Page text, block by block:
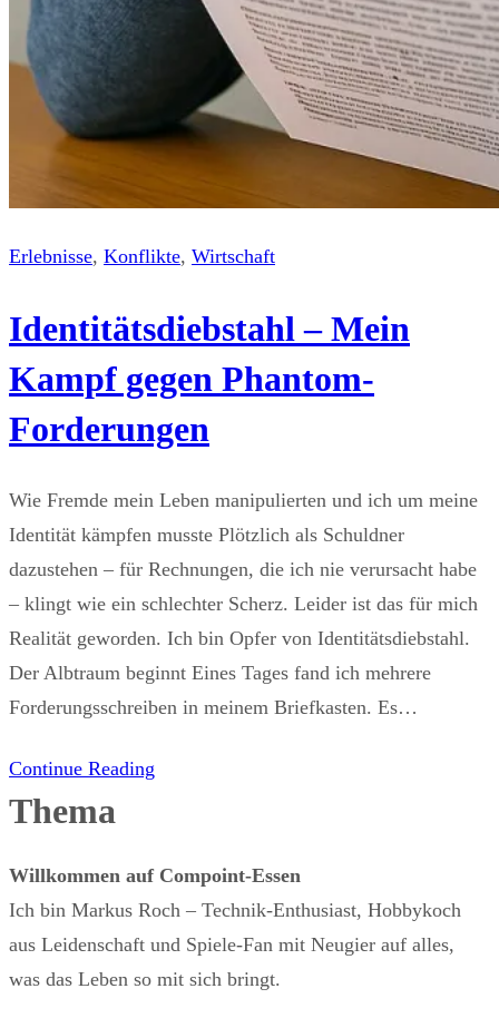
Erlebnisse, Konflikte, Wirtschaft
Identitätsdiebstahl – Mein
Kampf gegen Phantom-
Forderungen
Wie Fremde mein Leben manipulierten und ich um meine
Identität kämpfen musste Plötzlich als Schuldner
dazustehen – für Rechnungen, die ich nie verursacht habe
– klingt wie ein schlechter Scherz. Leider ist das für mich
Realität geworden. Ich bin Opfer von Identitätsdiebstahl.
Der Albtraum beginnt Eines Tages fand ich mehrere
Forderungsschreiben in meinem Briefkasten. Es…
Continue Reading
Thema
Willkommen auf Compoint-Essen
Ich bin Markus Roch – Technik-Enthusiast, Hobbykoch
aus Leidenschaft und Spiele-Fan mit Neugier auf alles,
was das Leben so mit sich bringt.